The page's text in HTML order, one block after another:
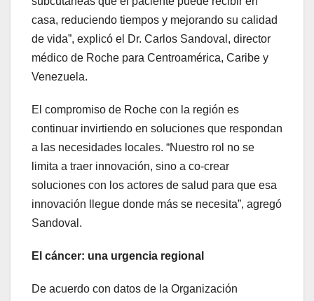
casa, reduciendo tiempos y mejorando su calidad
de vida”, explicó el Dr. Carlos Sandoval, director
médico de Roche para Centroamérica, Caribe y
Venezuela.
El compromiso de Roche con la región es
continuar invirtiendo en soluciones que respondan
a las necesidades locales. “Nuestro rol no se
limita a traer innovación, sino a co-crear
soluciones con los actores de salud para que esa
innovación llegue donde más se necesita”, agregó
Sandoval.
El cáncer: una urgencia regional
De acuerdo con datos de la Organización